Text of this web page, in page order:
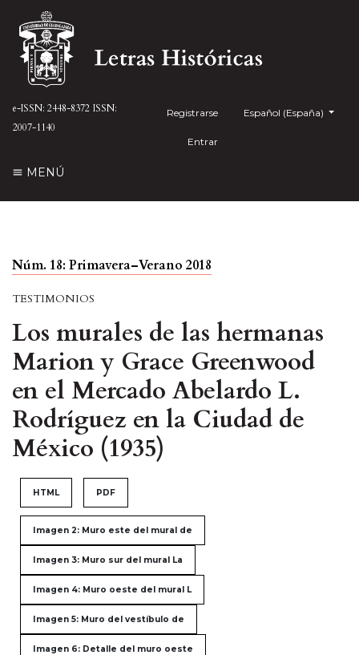
e-ISSN: 2448-8372 ISSN:
2007-1140
Registrarse
Entrar
Español (España)
MENÚ
Núm. 18: Primavera–Verano 2018
TESTIMONIOS
Los murales de las hermanas
Marion y Grace Greenwood
en el Mercado Abelardo L.
Rodríguez en la Ciudad de
México (1935)
HTML PDF
Imagen 2: Muro este del mural de
Imagen 3: Muro sur del mural La
Imagen 4: Muro oeste del mural L
Imagen 5: Muro del vestíbulo de
Imagen 6: Detalle del muro oeste